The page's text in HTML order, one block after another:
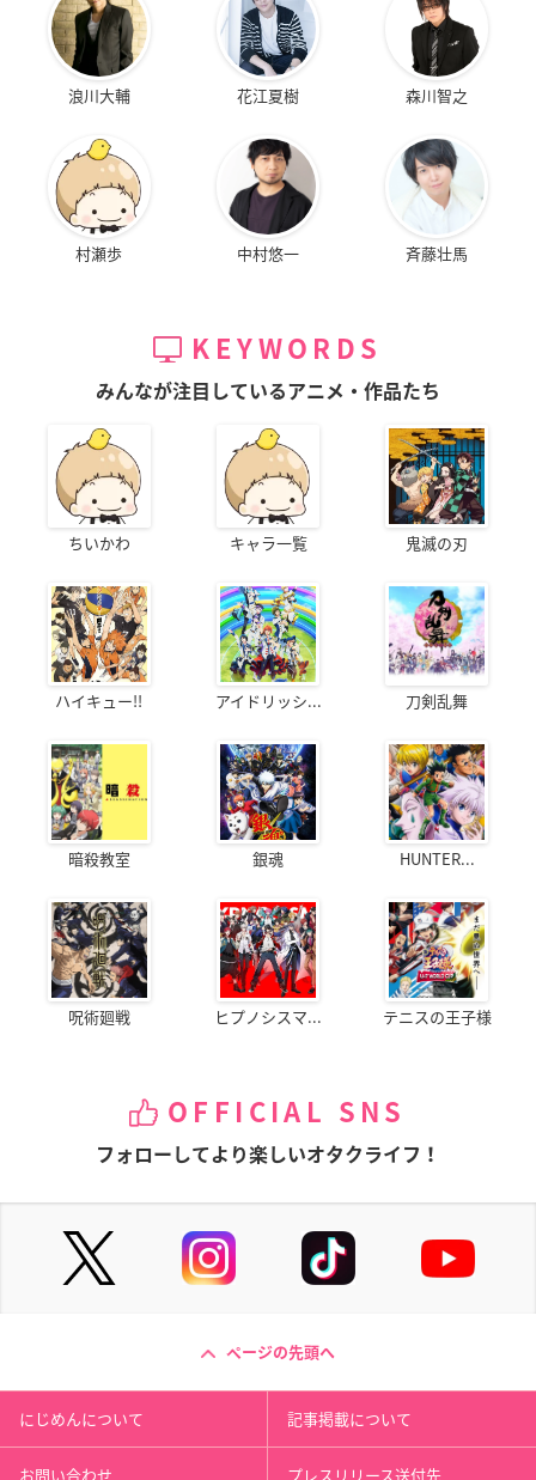
浪川大輔 花江夏樹 森川智之
村瀬歩 中村悠一 斉藤壮馬
KEYWORDS
みんなが注目しているアニメ・作品たち
ちいかわ キャラ一覧 鬼滅の刃
ハイキュー!! アイドリッシ... 刀剣乱舞
暗殺教室 銀魂 HUNTER...
呪術廻戦 ヒプノシスマ... テニスの王子様
OFFICIAL SNS
フォローしてより楽しいオタクライフ！
ページの先頭へ
にじめんについて 記事掲載について
お問い合わせ プレスリリース送付先